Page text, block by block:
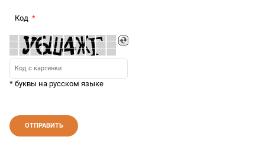
Код
* буквы на русском языке